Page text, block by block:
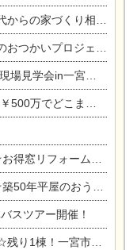
の家づくり相談会
かいプロジェクト
会in一宮市木曽川町
るの？リフォーム相談会
フォーム個別相談会
リノベーション完成見学会
スツアー開催！
ター募集相談会(新築・建替え)